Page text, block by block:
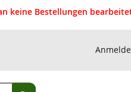
Bestellungen